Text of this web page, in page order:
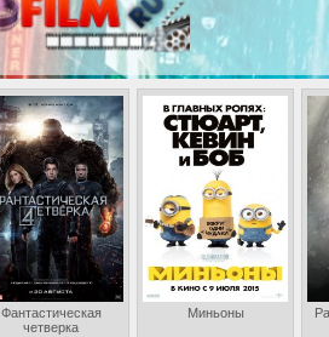
Фантастическая
четверка
Миньоны